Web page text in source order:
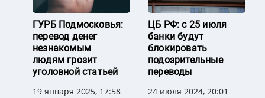
ГУРБ Подмосковья:
перевод денег
незнакомым
людям грозит
уголовной статьей
19 января 2025, 17:58
ЦБ РФ: с 25 июля
банки будут
блокировать
подозрительные
переводы
24 июля 2024, 20:01